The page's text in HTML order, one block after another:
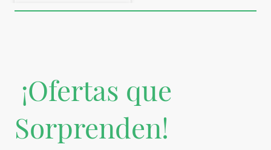
¡Ofertas que
Sorprenden!